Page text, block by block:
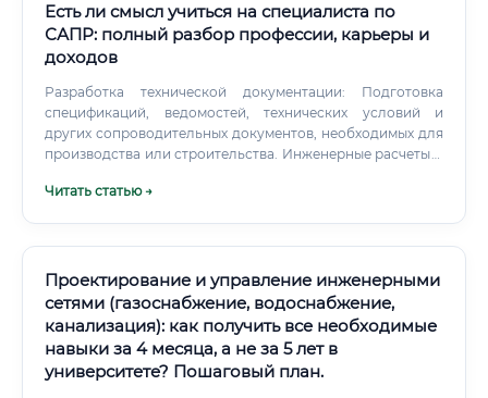
Есть ли смысл учиться на специалиста по
САПР: полный разбор профессии, карьеры и
доходов
Разработка технической документации: Подготовка
спецификаций, ведомостей, технических условий и
других сопроводительных документов, необходимых для
производства или строительства. Инженерные расчеты и
(CAE - Computer-Aided Engineering) для проведения
конструкторами, технологами, архитекторами и
производственным отделом для согласования проектных
решений.
Читать статью →
Проектирование и управление инженерными
сетями (газоснабжение, водоснабжение,
канализация): как получить все необходимые
навыки за 4 месяца, а не за 5 лет в
университете? Пошаговый план.